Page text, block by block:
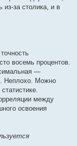
из-за столика, и в
восемь процентов.
—
Неплохо. Можно
между
освоения